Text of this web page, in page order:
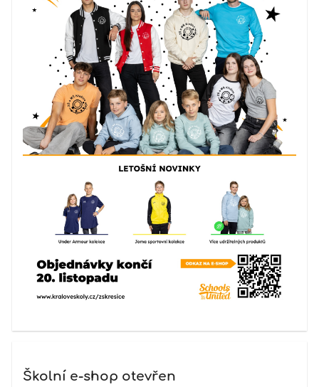
Školní e-shop otevřen